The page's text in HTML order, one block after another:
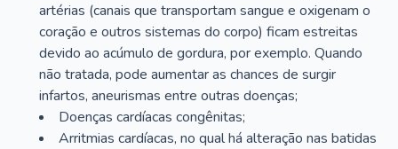
artérias (canais que transportam sangue e oxigenam o
coração e outros sistemas do corpo) ficam estreitas
devido ao acúmulo de gordura, por exemplo. Quando
não tratada, pode aumentar as chances de surgir
infartos, aneurismas entre outras doenças;
Doenças cardíacas congênitas;
Arritmias cardíacas, no qual há alteração nas batidas